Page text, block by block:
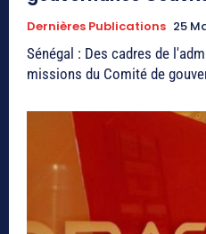
Dernières Publications 25
Sénégal : Des cadres de
missions du Comité de